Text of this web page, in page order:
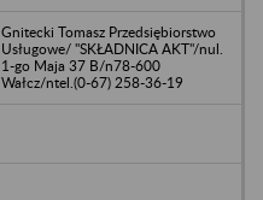
Gnitecki Tomasz Przedsiębiorstwo
Usługowe/ "SKŁADNICA AKT"/nul.
1-go Maja 37 B/n78-600
Wałcz/ntel.(0-67) 258-36-19